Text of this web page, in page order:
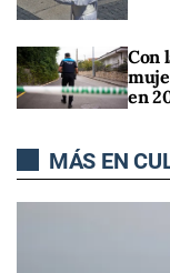
Con
en
MÁS EN